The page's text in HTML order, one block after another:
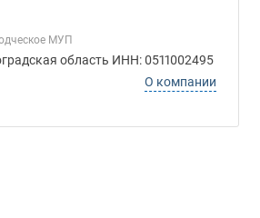
МУП
область ИНН: 0511002495
О компании